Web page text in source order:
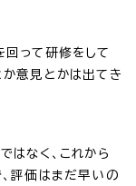
って研修をして
意見とかは出てき
はなく、これから
評価はまだ早いの